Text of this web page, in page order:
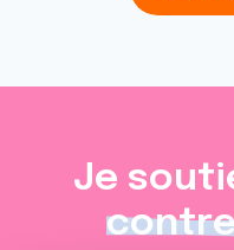
Je